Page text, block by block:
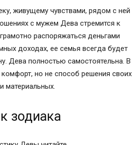
живущему чувствами, рядом с ней
с мужем Дева стремится к
распоряжаться деньгами
доходах, ее семья всегда будет
Дева полностью самостоятельна. В
но не способ решения своих
материальных.
зодиака